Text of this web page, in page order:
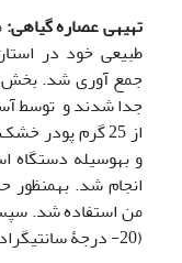
تهیه­ی عصاره­ گیاهی:
جمع آوری شد. بخش
جدا شدند و توسط
انجام شد.
من استفاده شد. سپس
(20- درجۀ سانتی‏گراد) نگهداری شدند.